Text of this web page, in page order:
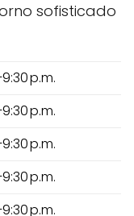
sofisticado
p.m.
p.m.
p.m.
p.m.
p.m.